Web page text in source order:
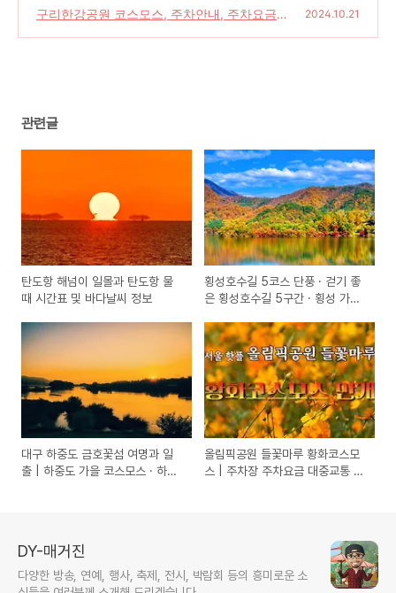
(26)
주차요금 대중교통 안내
(22)
구리한강공원 코스모스, 주차안내, 주차요금,
2024.10.21
관련글
탄도항 해넘이 일몰과 탄도항 물
때 시간표 및 바다날씨 정보
횡성호수길 5코스 단풍 · 걷기 좋
은 횡성호수길 5구간 · 횡성 가볼
대구 하중도 금호꽃섬 여명과 일
출 | 하중도 가을 코스모스 · 하중
올림픽공원 들꽃마루 황화코스모
스 | 주차장 주차요금 대중교통 안
DY-매거진
다양한 방송, 연예, 행사, 축제, 전시, 박람회 등의 흥미로운 소